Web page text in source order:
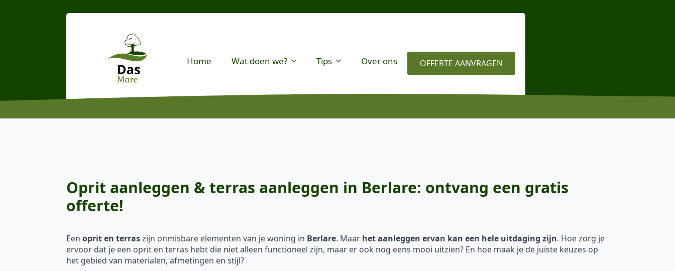
Home Wat doen we? Tips Over ons OFFERTE AANVRAGEN
Oprit aanleggen & terras aanleggen in Berlare: ontvang een gratis
offerte!
Een oprit en terraszijn onmisbare elementen van je woning in Berlare. Maar het aanleggen ervan kan een hele uitdaging zijn. Hoe zorg je
ervoor dat je een oprit en terras hebt die niet alleen functioneel zijn, maar er ook nog eens mooi uitzien? En hoe maak je de juiste keuzes op
het gebied van materialen, afmetingen en stijl?